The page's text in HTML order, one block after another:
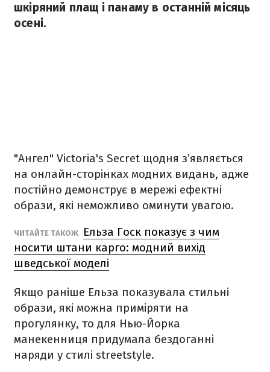
шкіряний плащ і панаму в останній місяць
осені.
"Ангел" Victoria's Secret щодня з’являється
на онлайн-сторінках модних видань, адже
постійно демонструє в мережі ефектні
образи, які неможливо оминути увагою.
ЧИТАЙТЕ ТАКОЖ
Ельза Госк показує з чим
носити штани карго: модний вихід
шведської моделі
Якщо раніше Ельза показувала стильні
образи, які можна приміряти на
прогулянку, то для Нью-Йорка
манекенниця придумала бездоганні
наряди у стилі streetstyle.